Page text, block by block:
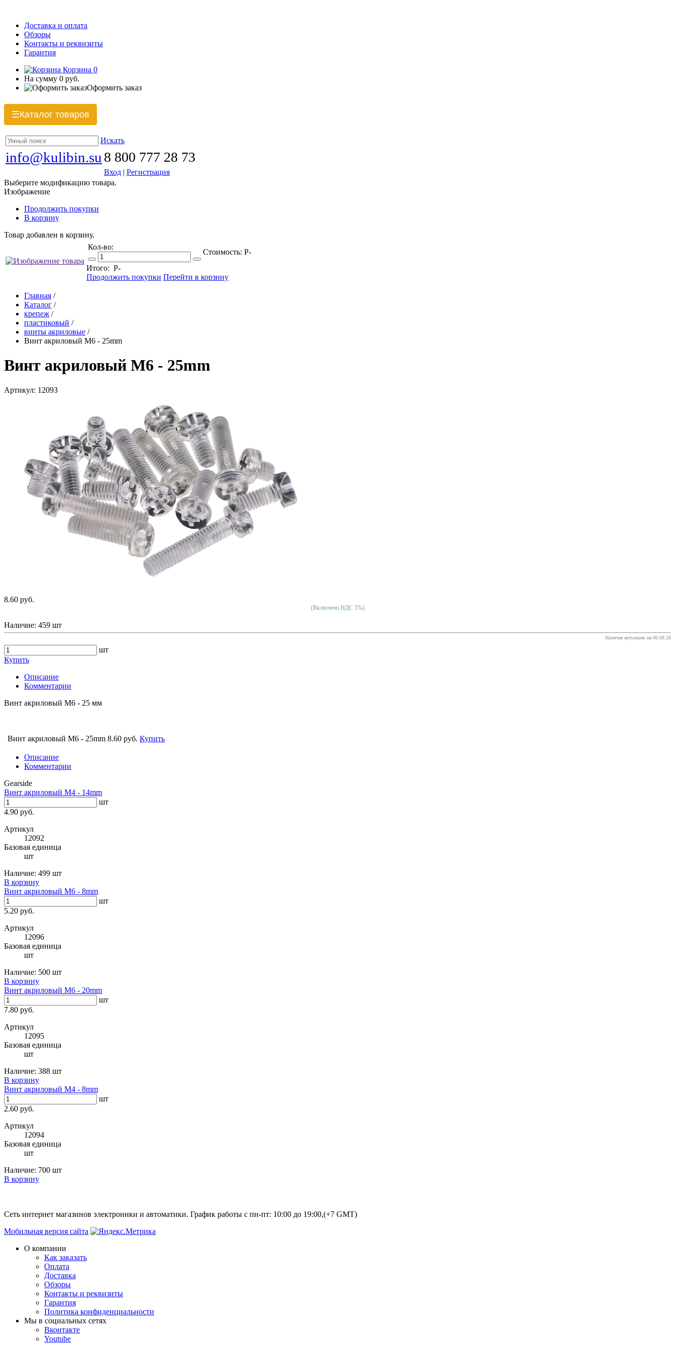
Доставка и оплата
Обзоры
Контакты и реквизиты
Гарантия
Корзина 0
На сумму 0 руб.
Оформить заказ
☰Каталог товаров
Искать
info@kulibin.su 8 800 777 28 73
Вход | Регистрация
Выберите модификацию товара.
Изображение
Продолжить покупки
В корзину
Товар добавлен в корзину.
Кол-во:
Стоимость: Р-
Итого: Р-
Продолжить покупки Перейти в корзину
Главная /
Каталог /
крепеж /
пластиковый /
винты акриловые /
Винт акриловый M6 - 25mm
Винт акриловый M6 - 25mm
Артикул: 12093
8.60 руб.
(Включено НДС 5%)
Наличие: 459 шт
Наличие актуально на 06.08.26
шт
Купить
Описание
Комментарии
Винт акриловый M6 - 25 мм
Винт акриловый M6 - 25mm 8.60 руб. Купить
Описание
Комментарии
Gearside
Винт акриловый M4 - 14mm
шт
4.90 руб.
Артикул
12092
Базовая единица
шт
Наличие: 499 шт
В корзину
Винт акриловый M6 - 8mm
шт
5.20 руб.
Артикул
12096
Базовая единица
шт
Наличие: 500 шт
В корзину
Винт акриловый M6 - 20mm
шт
7.80 руб.
Артикул
12095
Базовая единица
шт
Наличие: 388 шт
В корзину
Винт акриловый M4 - 8mm
шт
2.60 руб.
Артикул
12094
Базовая единица
шт
Наличие: 700 шт
В корзину
Сеть интернет магазинов электроники и автоматики. График работы с пн-пт: 10:00 до 19:00,(+7 GMT)
Мобильная версия сайта
О компании
Как заказать
Оплата
Доставка
Обзоры
Контакты и реквизиты
Гарантия
Политика конфиденциальности
Мы в cоциальных сетях
Вконтакте
Youtube